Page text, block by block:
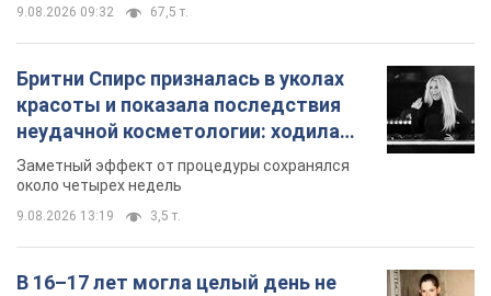
9.08.2026 09:32 67,5 т.
Бритни Спирс призналась в уколах
красоты и показала последствия
неудачной косметологии: ходила
так почти месяц
Заметный эффект от процедуры сохранялся
около четырех недель
9.08.2026 13:19 3,5 т.
В 16–17 лет могла целый день не